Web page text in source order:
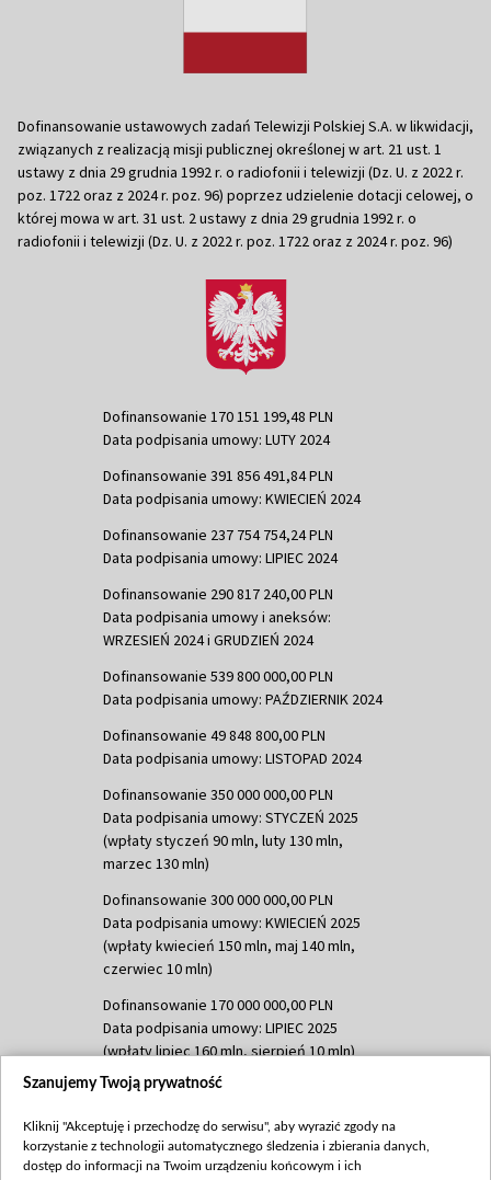
Dofinansowanie ustawowych zadań Telewizji Polskiej S.A. w likwidacji,
związanych z realizacją misji publicznej określonej w art. 21 ust. 1
ustawy z dnia 29 grudnia 1992 r. o radiofonii i telewizji (Dz. U. z 2022 r.
poz. 1722 oraz z 2024 r. poz. 96) poprzez udzielenie dotacji celowej, o
której mowa w art. 31 ust. 2 ustawy z dnia 29 grudnia 1992 r. o
radiofonii i telewizji (Dz. U. z 2022 r. poz. 1722 oraz z 2024 r. poz. 96)
Dofinansowanie 170 151 199,48 PLN
Data podpisania umowy: LUTY 2024
Dofinansowanie 391 856 491,84 PLN
Data podpisania umowy: KWIECIEŃ 2024
Dofinansowanie 237 754 754,24 PLN
Data podpisania umowy: LIPIEC 2024
Dofinansowanie 290 817 240,00 PLN
Data podpisania umowy i aneksów:
WRZESIEŃ 2024 i GRUDZIEŃ 2024
Dofinansowanie 539 800 000,00 PLN
Data podpisania umowy: PAŹDZIERNIK 2024
Dofinansowanie 49 848 800,00 PLN
Data podpisania umowy: LISTOPAD 2024
Dofinansowanie 350 000 000,00 PLN
Data podpisania umowy: STYCZEŃ 2025
(wpłaty styczeń 90 mln, luty 130 mln,
marzec 130 mln)
Dofinansowanie 300 000 000,00 PLN
Data podpisania umowy: KWIECIEŃ 2025
(wpłaty kwiecień 150 mln, maj 140 mln,
czerwiec 10 mln)
Dofinansowanie 170 000 000,00 PLN
Data podpisania umowy: LIPIEC 2025
(wpłaty lipiec 160 mln, sierpień 10 mln)
Dofinansowanie 60 000 000,00 PLN
(wpłata wrzesień 60 mln)
Dofinansowanie 635 783 051,21 PLN
Szanujemy Twoją prywatność
Kliknij "Akceptuję i przechodzę do serwisu", aby wyrazić zgody na
korzystanie z technologii automatycznego śledzenia i zbierania danych,
dostęp do informacji na Twoim urządzeniu końcowym i ich